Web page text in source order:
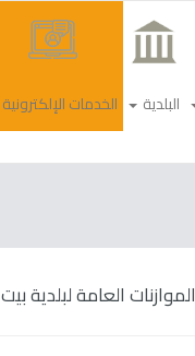
البلدية الخدمات الإلكترونية
الموازنات العامة لبلدية